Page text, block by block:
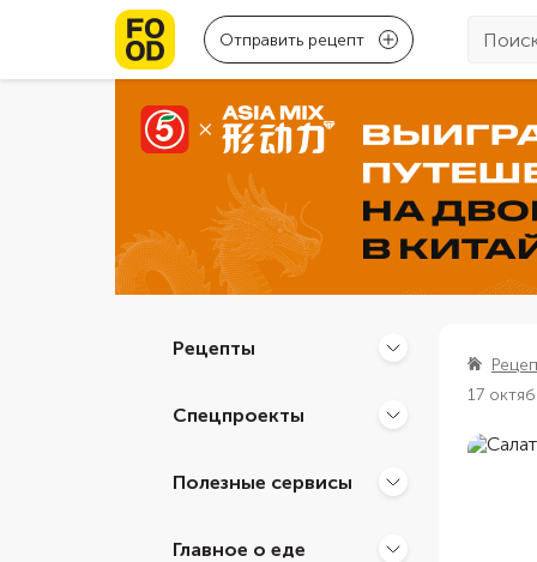
Отправить рецепт
Рецепты
Спецпроекты
Полезные сервисы
Главное о еде
17